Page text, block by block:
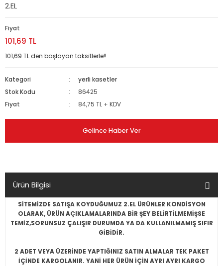
2.EL
Fiyat
101,69 TL
101,69 TL den başlayan taksitlerle!!
Kategori
yerli kasetler
Stok Kodu
86425
Fiyat
84,75 TL + KDV
Gelince Haber Ver
Ürün Bilgisi
SİTEMİZDE SATIŞA KOYDUĞUMUZ 2.EL ÜRÜNLER KONDİSYON
OLARAK, ÜRÜN AÇIKLAMALARINDA BİR ŞEY BELİRTİLMEMİŞSE
TEMİZ,SORUNSUZ ÇALIŞIR DURUMDA YA DA KULLANILMAMIŞ SIFIR
GİBİDİR.
2 ADET VEYA ÜZERİNDE YAPTIĞINIZ SATIN ALMALAR TEK PAKET
İÇİNDE KARGOLANIR. YANİ HER ÜRÜN İÇİN AYRI AYRI KARGO